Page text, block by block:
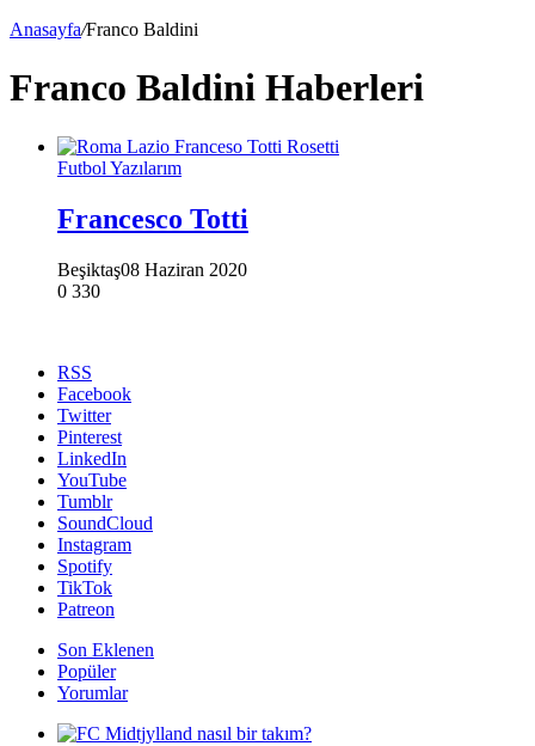
Anasayfa/Franco Baldini
Franco Baldini Haberleri
Futbol Yazılarım
Francesco Totti
Beşiktaş08 Haziran 2020
0 330
RSS
Facebook
Twitter
Pinterest
LinkedIn
YouTube
Tumblr
SoundCloud
Instagram
Spotify
TikTok
Patreon
Son Eklenen
Popüler
Yorumlar